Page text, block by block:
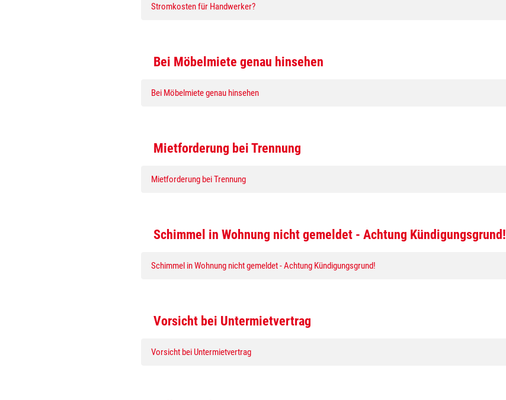
Stromkosten für Handwerker?
Bei Möbelmiete genau hinsehen
Bei Möbelmiete genau hinsehen
Mietforderung bei Trennung
Mietforderung bei Trennung
Schimmel in Wohnung nicht gemeldet - Achtung Kündigungsgrund!
Schimmel in Wohnung nicht gemeldet - Achtung Kündigungsgrund!
Vorsicht bei Untermietvertrag
Vorsicht bei Untermietvertrag